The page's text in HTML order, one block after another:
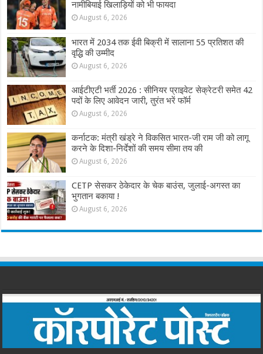
नामीबियाई खिलाड़ियों को भी फायदा
August 6, 2026
भारत में 2034 तक ईवी बिक्री में सालाना 55 प्रतिशत की
वृद्धि की उम्मीद
August 6, 2026
आईटीएटी भर्ती 2026 : सीनियर प्राइवेट सेक्रेटरी समेत 42
पदों के लिए आवेदन जारी, तुरंत भरें फॉर्म
August 6, 2026
कर्नाटक: मंत्री खंड्रे ने विकसित भारत-जी राम जी को लागू
करने के दिशा-निर्देशों की समय सीमा तय की
August 6, 2026
CETP सेसकर ठेकेदार के चेक बाउंस, जुलाई-अगस्त का
भुगतान बकाया !
August 6, 2026